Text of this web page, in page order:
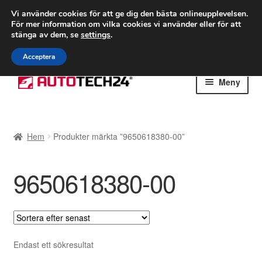
FRAKT från 75 kr
Världsomspännande frakt
Ring 766 924 713
Hoppa
till
Hoppa
till
Meny
Betalningar
Integritetspolicy
Klagomål
Kolla upp
Hem Produkter märkta ”9650618380-00”
9650618380-00
Endast ett sökresultat
Vi använder cookies för att ge dig den bästa onlineupplevelsen.
För mer information om vilka cookies vi använder eller för att
stänga av dem, se settings.
Acceptera